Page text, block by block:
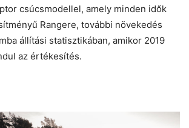
csúcsmodellel, amely minden idők
Rangere, további növekedés
állítási statisztikában, amikor 2019
az értékesítés.